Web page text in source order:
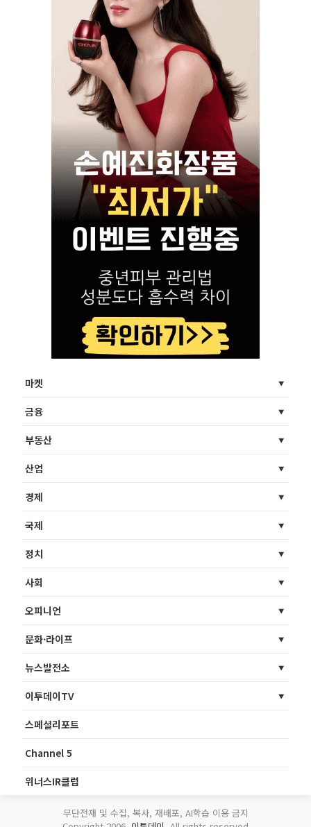
마켓
금융
부동산
산업
경제
국제
정치
사회
오피니언
문화·라이프
뉴스발전소
이투데이TV
스페셜리포트
Channel 5
위너스IR클럽
무단전재 및 수집, 복사, 재배포, AI학습 이용 금지